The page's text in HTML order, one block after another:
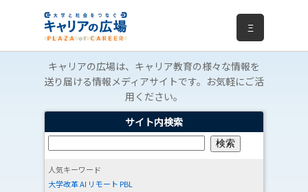
Ξ
キャリアの広場は、キャリア教育の様々な情報を
送り届ける情報メディアサイトです。お気軽にご活
用ください。
サイト内検索
人気キーワード
大学改革AI リモート PBL